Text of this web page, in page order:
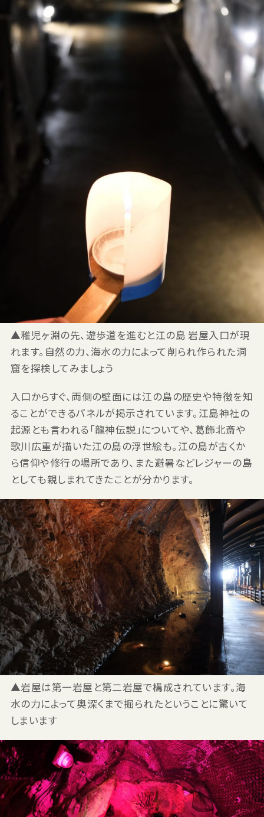
▲稚児ヶ淵の先、遊歩道を進むと江の島 岩屋入口が現
れます。自然の力、海水の力によって削られ作られた洞
窟を探検してみましょう
入口からすぐ、両側の壁面には江の島の歴史や特徴を知
ることができるパネルが掲示されています。江島神社の
起源とも言われる「龍神伝説」についてや、葛飾北斎や
歌川広重が描いた江の島の浮世絵も。江の島が古くか
ら信仰や修行の場所であり、また避暑などレジャーの島
としても親しまれてきたことが分かります。
▲岩屋は第一岩屋と第二岩屋で構成されています。海
水の力によって奥深くまで掘られたということに驚いて
しまいます